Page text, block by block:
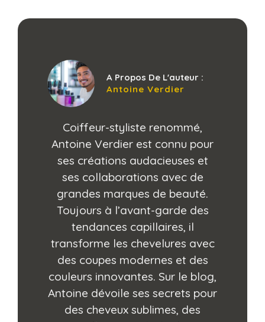
A Propos De L'auteur :
Antoine Verdier
Coiffeur-styliste renommé,
Antoine Verdier est connu pour
ses créations audacieuses et
ses collaborations avec de
grandes marques de beauté.
Toujours à l’avant-garde des
tendances capillaires, il
transforme les chevelures avec
des coupes modernes et des
couleurs innovantes. Sur le blog,
Antoine dévoile ses secrets pour
des cheveux sublimes, des